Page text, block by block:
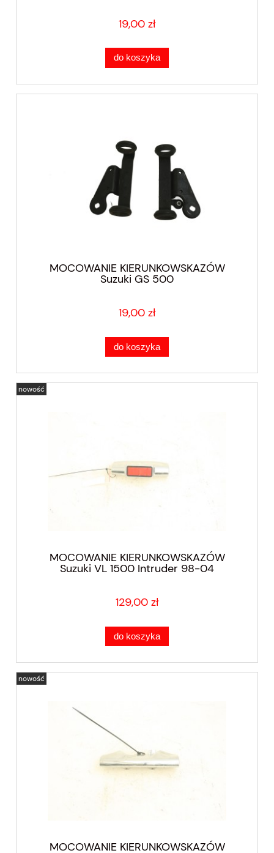
19,00 zł
do koszyka
MOCOWANIE KIERUNKOWSKAZÓW
Suzuki GS 500
19,00 zł
do koszyka
MOCOWANIE KIERUNKOWSKAZÓW
Suzuki VL 1500 Intruder 98-04
129,00 zł
do koszyka
nowość
MOCOWANIE KIERUNKOWSKAZÓW
nowość